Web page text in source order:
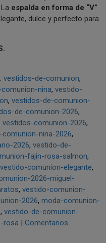
espalda en forma de “V”
dulce y perfecto para
vestidos-de-comunion
nina vestido-
vestidos-de-comunion-
de-comunion-2026
vestidos-comunion-2026
nina-2026
2026 vestido-de-
fajin-rosa-salmon
vestido-comunion-elegante
2026-miguel-
vestido-comunion-
2026 moda-comunion-
vestido-de-comunion-
rosa | Comentarios